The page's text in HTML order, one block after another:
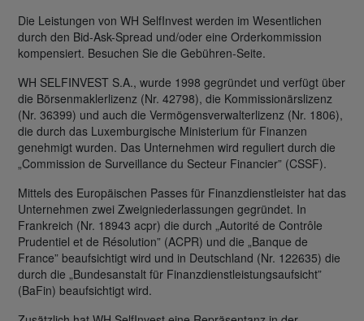
Die Leistungen von WH SelfInvest werden im Wesentlichen
durch den Bid-Ask-Spread und/oder eine Orderkommission
kompensiert. Besuchen Sie die Gebühren-Seite.
WH SELFINVEST S.A., wurde 1998 gegründet und verfügt über
die Börsenmaklerlizenz (Nr. 42798), die Kommissionärslizenz
(Nr. 36399) und auch die Vermögensverwalterlizenz (Nr. 1806),
die durch das Luxemburgische Ministerium für Finanzen
genehmigt wurden. Das Unternehmen wird reguliert durch die
„Commission de Surveillance du Secteur Financier” (CSSF).
Mittels des Europäischen Passes für Finanzdienstleister hat das
Unternehmen zwei Zweigniederlassungen gegründet. In
Frankreich (Nr. 18943 acpr) die durch „Autorité de Contrôle
Prudentiel et de Résolution” (ACPR) und die „Banque de
France” beaufsichtigt wird und in Deutschland (Nr. 122635) die
durch die „Bundesanstalt für Finanzdienstleistungsaufsicht”
(BaFin) beaufsichtigt wird.